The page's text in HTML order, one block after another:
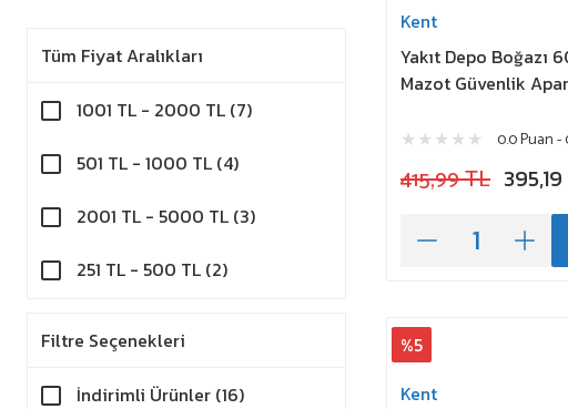
Tüm Fiyat Aralıkları
1001 TL - 2000 TL (7)
501 TL - 1000 TL (4)
2001 TL - 5000 TL (3)
251 TL - 500 TL (2)
Filtre Seçenekleri
İndirimli Ürünler (16)
Kent
Yakıt Depo Boğazı
Mazot Güvenlik
0.0 Puan -
415,99 TL
%5
Kent